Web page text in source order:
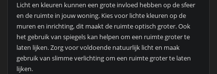
Licht en kleuren kunnen een grote invloed hebben op de sfeer
en de ruimte in jouw woning. Kies voor lichte kleuren op de
muren en inrichting, dit maakt de ruimte optisch groter. Ook
het gebruik van spiegels kan helpen om een ruimte groter te
laten lijken. Zorg voor voldoende natuurlijk licht en maak
gebruik van slimme verlichting om een ruimte groter te laten
lijken.